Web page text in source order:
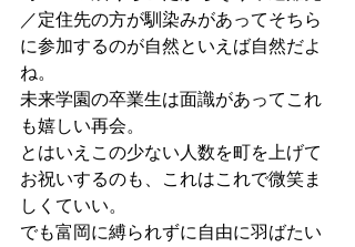
／定住先の方が馴染みがあってそちら
に参加するのが自然といえば自然だよ
ね。
未来学園の卒業生は面識があってこれ
も嬉しい再会。
とはいえこの少ない人数を町を上げて
お祝いするのも、これはこれで微笑ま
しくていい。
でも富岡に縛られずに自由に羽ばたい